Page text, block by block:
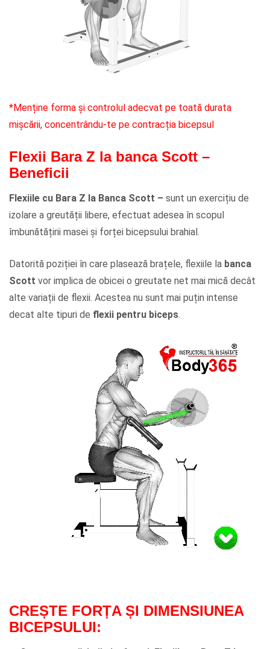
*Menține forma și controlul adecvat pe toată durata
mișcării, concentrându-te pe contracția bicepsul
Flexii Bara Z la banca Scott –
Beneficii
Flexiile cu Bara Z la Banca Scott – sunt un exercițiu de
izolare a greutății libere, efectuat adesea în scopul
îmbunătățirii masei și forței bicepsului brahial.
Datorită poziției în care plasează brațele, flexiile la banca
Scott vor implica de obicei o greutate net mai mică decât
alte variații de flexii. Acestea nu sunt mai puțin intense
decat alte tipuri de flexii pentru biceps.
CREȘTE FORȚA ȘI DIMENSIUNEA
BICEPSULUI: